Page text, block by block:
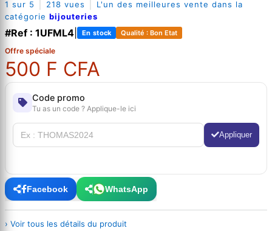
1 sur 5 218 vues
L'un des meilleures vente dans la
catégorie bijouteries
#Ref : 1UFML4 En stock Qualité : Bon Etat
Offre spéciale
500 F CFA
Code promo
Tu as un code ? Applique-le ici
Appliquer
Facebook WhatsApp
› Voir tous les détails du produit